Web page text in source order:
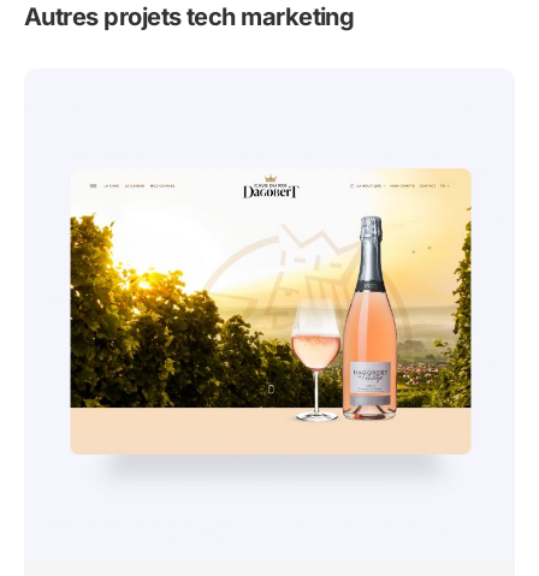
Autres projets tech marketing